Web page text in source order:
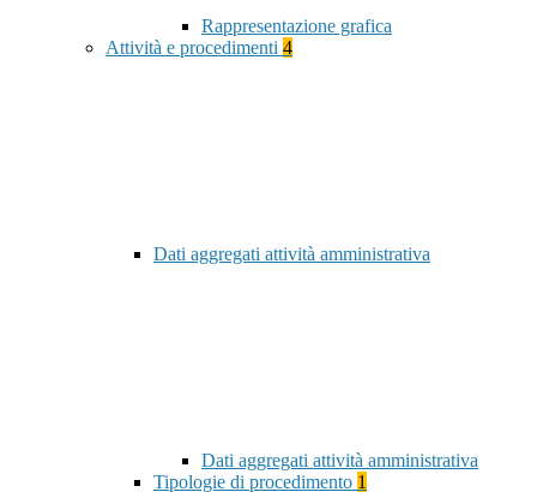
Rappresentazione grafica
Attività e procedimenti 4
Dati aggregati attività amministrativa
Dati aggregati attività amministrativa
Tipologie di procedimento 1